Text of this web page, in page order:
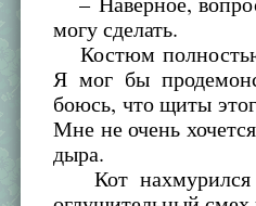
могу сделать.
Костюм
Я мог бы
боюсь, что щиты
Мне не очень
дыра.
Кот нахмурился